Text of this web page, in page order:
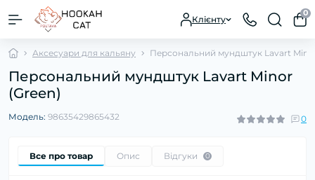
Клієнту
0
Аксесуари для кальяну Персональний мундштук Lavart
Персональний мундштук Lavart Minor
(Green)
Модель: 98635429865432 0
Все про товар Опис Відгуки 0